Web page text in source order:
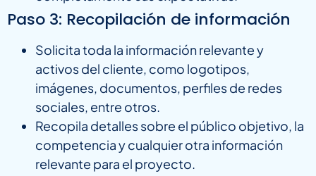
Paso 3: Recopilación de información
Solicita toda la información relevante y
activos del cliente, como logotipos,
imágenes, documentos, perfiles de redes
sociales, entre otros.
Recopila detalles sobre el público objetivo, la
competencia y cualquier otra información
relevante para el proyecto.